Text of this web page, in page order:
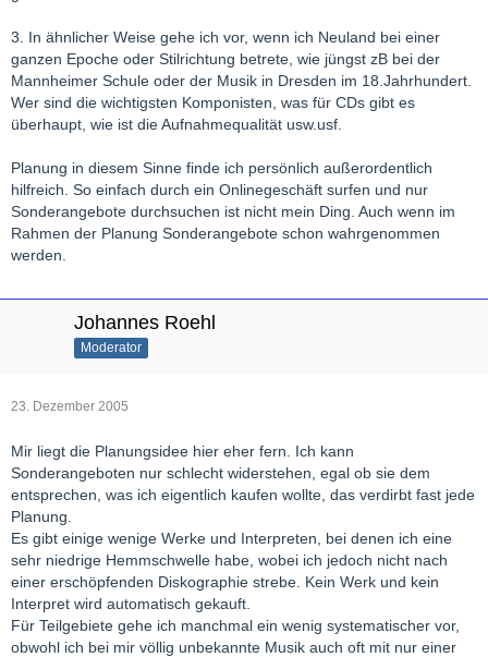
3. In ähnlicher Weise gehe ich vor, wenn ich Neuland bei einer
ganzen Epoche oder Stilrichtung betrete, wie jüngst zB bei der
Mannheimer Schule oder der Musik in Dresden im 18.Jahrhundert.
Wer sind die wichtigsten Komponisten, was für CDs gibt es
überhaupt, wie ist die Aufnahmequalität usw.usf.
Planung in diesem Sinne finde ich persönlich außerordentlich
hilfreich. So einfach durch ein Onlinegeschäft surfen und nur
Sonderangebote durchsuchen ist nicht mein Ding. Auch wenn im
Rahmen der Planung Sonderangebote schon wahrgenommen
werden.
Johannes Roehl
Moderator
23. Dezember 2005
Mir liegt die Planungsidee hier eher fern. Ich kann
Sonderangeboten nur schlecht widerstehen, egal ob sie dem
entsprechen, was ich eigentlich kaufen wollte, das verdirbt fast jede
Planung.
Es gibt einige wenige Werke und Interpreten, bei denen ich eine
sehr niedrige Hemmschwelle habe, wobei ich jedoch nicht nach
einer erschöpfenden Diskographie strebe. Kein Werk und kein
Interpret wird automatisch gekauft.
Für Teilgebiete gehe ich manchmal ein wenig systematischer vor,
obwohl ich bei mir völlig unbekannte Musik auch oft mit nur einer